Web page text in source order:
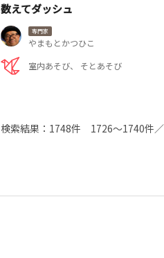
数えてダッシュ
専門家
やまもとかつひこ
室内あそび
そとあそび
検索結果： 1748件 1726～1740件